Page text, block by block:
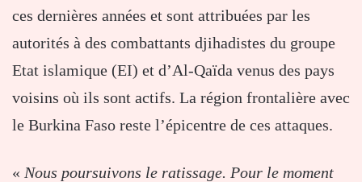
ces dernières années et sont attribuées par les
autorités à des combattants djihadistes du groupe
Etat islamique (EI) et d’Al-Qaïda venus des pays
voisins où ils sont actifs. La région frontalière avec
le Burkina Faso reste l’épicentre de ces attaques.
« Nous poursuivons le ratissage. Pour le moment